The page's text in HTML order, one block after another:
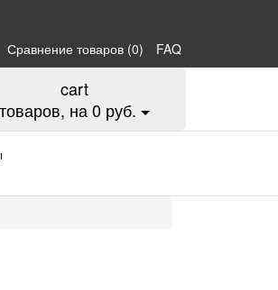
Сравнение товаров (0) FAQ
на 0 руб.